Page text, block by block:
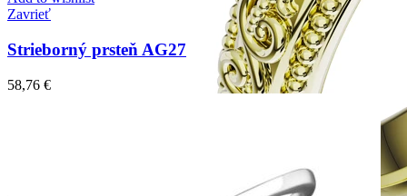
Zavrieť
Strieborný prsteň AG27
58,76 €